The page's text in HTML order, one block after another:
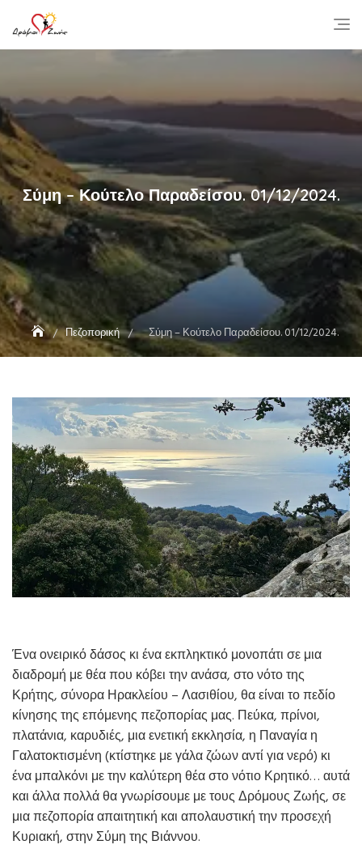
content
Σύμη – Κούτελο Παραδείσου. 01/12/2024.
Πεζοπορική Σύμη – Κούτελο Παραδείσου. 01/12/2024.
Ένα ονειρικό δάσος κι ένα εκπληκτικό μονοπάτι σε μια
διαδρομή με θέα που κόβει την ανάσα, στο νότο της
Κρήτης, σύνορα Ηρακλείου – Λασιθίου, θα είναι το πεδίο
κίνησης της επόμενης πεζοπορίας μας. Πεύκα, πρίνοι,
πλατάνια, καρυδιές, μια ενετική εκκλησία, η Παναγία η
Γαλατοκτισμένη (κτίστηκε με γάλα ζώων αντί για νερό) κι
ένα μπαλκόνι με την καλύτερη θέα στο νότιο Κρητικό… αυτά
και άλλα πολλά θα γνωρίσουμε με τους Δρόμους Ζωής, σε
μια πεζοπορία απαιτητική και απολαυστική την προσεχή
Κυριακή, στην Σύμη της Βιάννου.